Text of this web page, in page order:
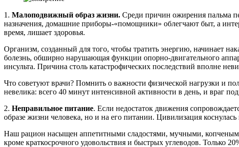
1. Малоподвижный образ жизни. Среди причин ожирения пальма
назначения, домашние приборы-«помощники» облегчают быт, а
время, лишает здоровья.
Организм, созданный для того, чтобы тратить энергию, начинает
болезнь, обширно нарушающая функции опорно-двигательного
инсульта. Причина столь катастрофических последствий вполне
Что советуют врачи? Помнить о важности физической нагрузки и
невелика: всего 40 минут интенсивной активности в день, и враг
2. Неправильное питание. Если недостаток движения
образе жизни человека, но и на его питании. Цивилизация
Наш рацион насыщен аппетитными сладостями, мучными,
кроме краткосрочного удовольствия и быстрых углеводов. Только